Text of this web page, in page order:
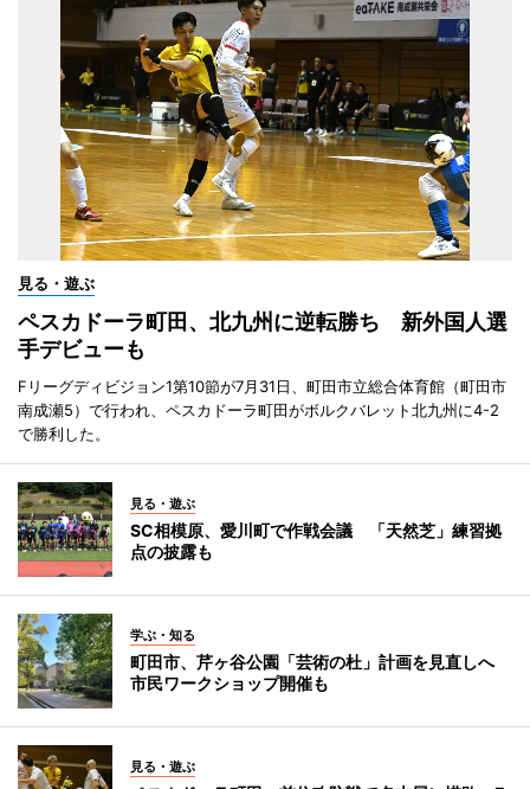
見る・遊ぶ
ペスカドーラ町田、北九州に逆転勝ち 新外国人選
手デビューも
Fリーグディビジョン1第10節が7月31日、町田市立総合体育館（町田市
南成瀬5）で行われ、ペスカドーラ町田がボルクバレット北九州に4-2
で勝利した。
見る・遊ぶ
SC相模原、愛川町で作戦会議 「天然芝」練習拠
点の披露も
学ぶ・知る
町田市、芹ヶ谷公園「芸術の杜」計画を見直しへ
市民ワークショップ開催も
見る・遊ぶ